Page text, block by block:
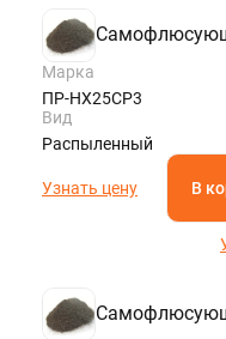
Марка
ПР-НХ25СР3
Вид
Распыленный
Узнать цену В